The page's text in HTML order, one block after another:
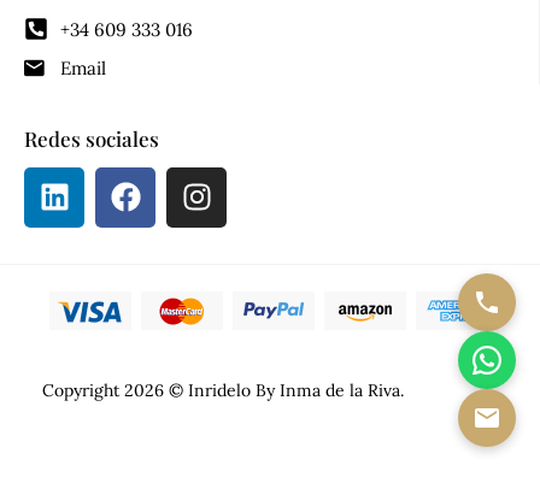
+34 609 333 016
Email
Redes sociales
Copyright 2026 © Inridelo By Inma de la Riva.